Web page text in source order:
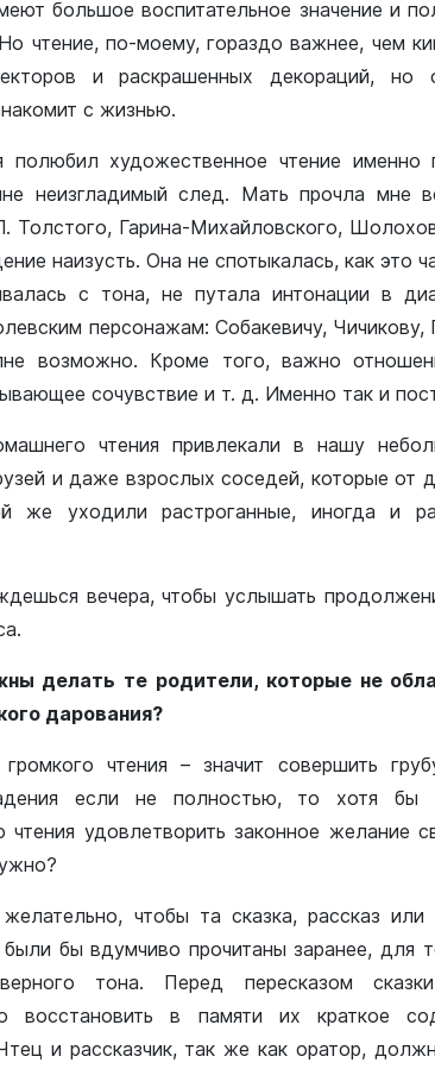
большое воспитательное значение и
чтение, по-моему, гораздо важнее, чем
и раскрашенных декораций, но
с жизнью.
художественное чтение именно
неизгладимый след. Мать прочла мне
Толстого, Гарина-Михайловского,
наизусть. Она не спотыкалась, как это
с тона, не путала интонации в
персонажам: Coбакевичу,
возможно. Кроме того, важно
сочувствие и т. д. Именно так и
чтения привлекали в нашу
и даже взрослых соседей, которые от
же уходили растроганные, иногда и
вечера, чтобы услышать
делать те родители, которые не
дарования?
громкого чтения – значит совершить
если не полностью, то хотя бы
чтения удовлетворить законное желание
чтобы та сказка, рассказ или
были бы вдумчиво прочитаны заранее, для
тона. Перед пересказом
восстановить в памяти их краткое
и рассказчик, так же как оратор,